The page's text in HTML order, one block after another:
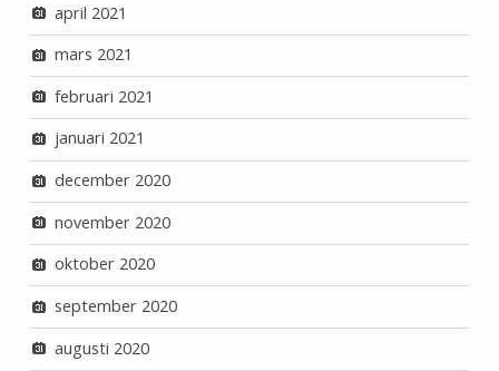
april 2021
mars 2021
februari 2021
januari 2021
december 2020
november 2020
oktober 2020
september 2020
augusti 2020